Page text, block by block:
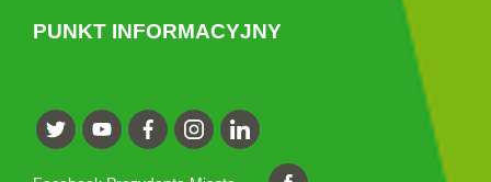
PUNKT INFORMACYJNY